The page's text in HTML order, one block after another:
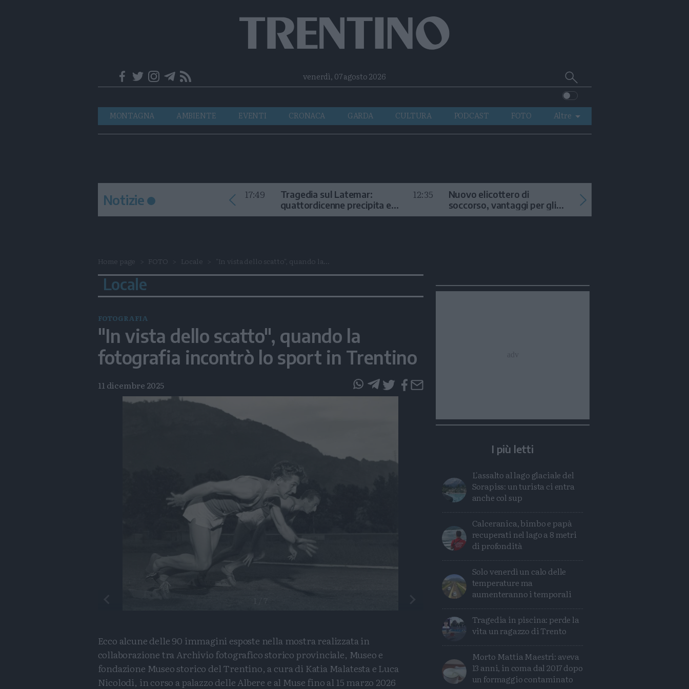
Telegram
RSSvenerdì, 07 agosto 2026 Cerca
su
Trentino
Navigazione
principale
MONTAGNA AMBIENTE EVENTI CRONACA GARDA CULTURA PODCAST FOTO
Altre
VIDEO
Notizie 17:49
Tragedia sul Latemar:
quattordicenne precipita e
muore
12:35
Nuovo elicottero di
soccorso, vantaggi per gli
interventi in alta quota
Home page FOTO Locale "In vista dello scatto", quando la...
Locale
FOTOGRAFIA
"In vista dello scatto", quando la
fotografia incontrò lo sport in Trentino
11 dicembre 2025
questoquesto
7
Ecco alcune delle 90 immagini esposte nella mostra realizzata in
collaborazione tra Archivio fotografico storico provinciale, Museo e
fondazione Museo storico del Trentino, a cura di Katia Malatesta e Luca
Nicolodi, in corso a palazzo delle Albere e al Muse fino al 15 marzo 2026
I più letti
L'assalto al lago glaciale del
Sorapiss: un turista ci entra
anche col sup
Calceranica, bimbo e papà
recuperati nel lago a 8 metri
di profondità
Solo venerdì un calo delle
temperature ma
aumenteranno i temporali
Tragedia in piscina: perde la
vita un ragazzo di Trento
Morto Mattia Maestri: aveva
13 anni, in coma dal 2017 dopo
un formaggio contaminato